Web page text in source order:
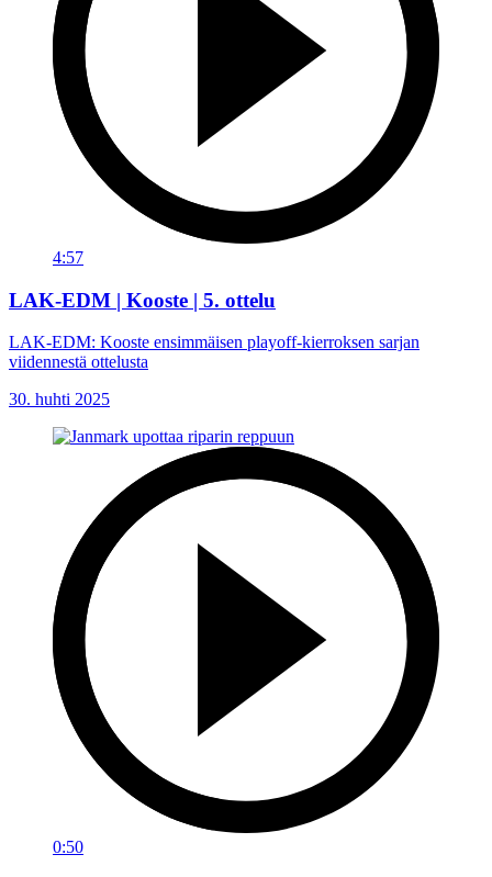
4:57
LAK-EDM | Kooste | 5. ottelu
LAK-EDM: Kooste ensimmäisen playoff-kierroksen sarjan
viidennestä ottelusta
30. huhti 2025
0:50